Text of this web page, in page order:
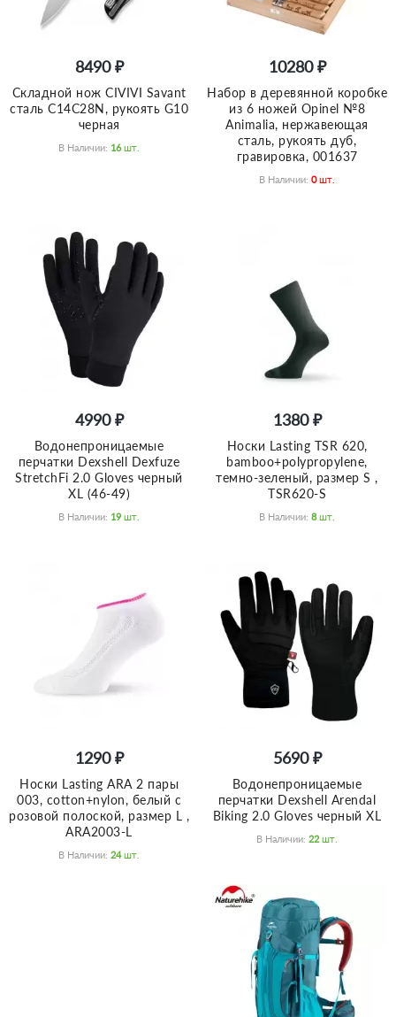
8490 ₽
Складной нож CIVIVI Savant
сталь C14C28N, рукоять G10
черная
В Наличии: 16 Шт.
10280 ₽
Набор в деревянной коробке
из 6 ножей Opinel №8
Animalia, нержавеющая
сталь, рукоять дуб,
гравировка, 001637
В Наличии: 0 Шт.
4990 ₽
Водонепроницаемые
перчатки Dexshell Dexfuze
StretchFi 2.0 Gloves черный
XL (46-49)
В Наличии: 19 Шт.
1380 ₽
Носки Lasting TSR 620,
bamboo+polypropylene,
темно-зеленый, размер S ,
TSR620-S
В Наличии: 8 Шт.
1290 ₽
Носки Lasting ARA 2 пары
003, cotton+nylon, белый с
розовой полоской, размер L ,
ARA2003-L
В Наличии: 24 Шт.
5690 ₽
Водонепроницаемые
перчатки Dexshell Arendal
Biking 2.0 Gloves черный XL
В Наличии: 22 Шт.